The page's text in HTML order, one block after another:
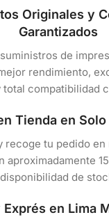
Originales y
Garantizados
de
rendimiento,
total compatibilidad
Tienda en
recoge tu pedido
aproximadamente
disponibilidad de
en Lima